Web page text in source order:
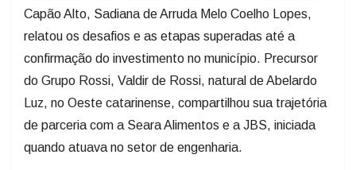
Capão Alto, Sadiana de Arruda Melo Coelho Lopes,
relatou os desafios e as etapas superadas até a
confirmação do investimento no município. Precursor
do Grupo Rossi, Valdir de Rossi, natural de Abelardo
Luz, no Oeste catarinense, compartilhou sua trajetória
de parceria com a Seara Alimentos e a JBS, iniciada
quando atuava no setor de engenharia.